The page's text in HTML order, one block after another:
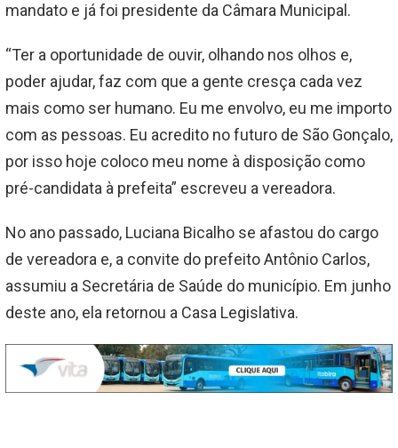
mandato e já foi presidente da Câmara Municipal.
“Ter a oportunidade de ouvir, olhando nos olhos e,
poder ajudar, faz com que a gente cresça cada vez
mais como ser humano. Eu me envolvo, eu me importo
com as pessoas. Eu acredito no futuro de São Gonçalo,
por isso hoje coloco meu nome à disposição como
pré-candidata à prefeita” escreveu a vereadora.
No ano passado, Luciana Bicalho se afastou do cargo
de vereadora e, a convite do prefeito Antônio Carlos,
assumiu a Secretária de Saúde do município. Em junho
deste ano, ela retornou a Casa Legislativa.